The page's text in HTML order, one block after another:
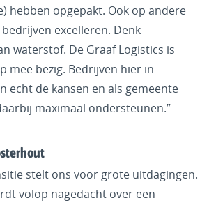
hebben opgepakt. Ook op andere
excelleren. Denk
waterstof. De Graaf Logistics is
mee bezig. Bedrijven hier in
echt de kansen en als gemeente
maximaal ondersteunen.”
stelt ons voor grote uitdagingen.
volop nagedacht over een